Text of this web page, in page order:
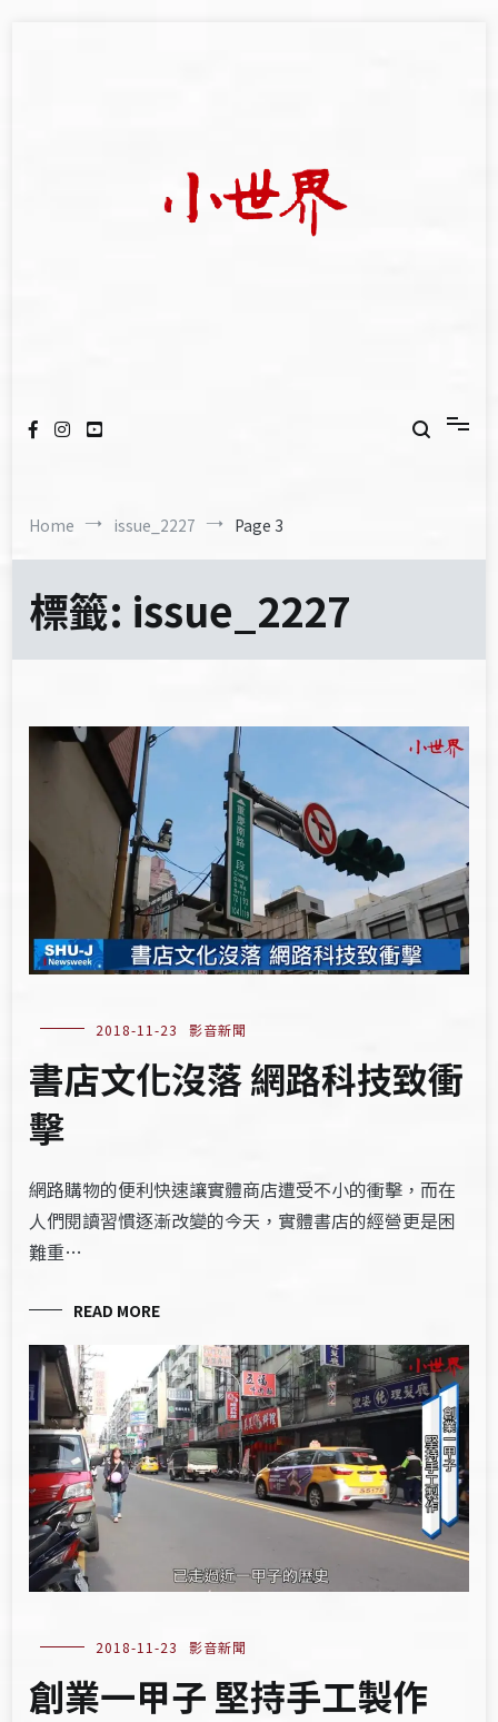
Home issue_2227 Page 3
標籤: issue_2227
2018-11-23 影音新聞
書店文化沒落 網路科技致衝
擊
網路購物的便利快速讓實體商店遭受不小的衝擊，而在
人們閱讀習慣逐漸改變的今天，實體書店的經營更是困
難重…
READ MORE
2018-11-23 影音新聞
創業一甲子 堅持手工製作